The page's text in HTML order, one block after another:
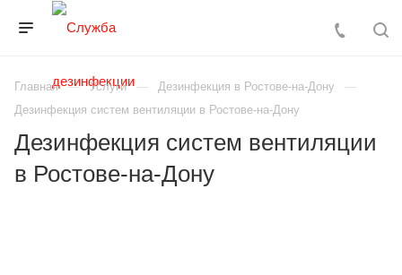
Главная Услуги
Дезинфекция в Ростове-на-Дону
Дезинфекция систем вентиляции в Ростове-на-Дону
Дезинфекция систем вентиляции
в Ростове-на-Дону